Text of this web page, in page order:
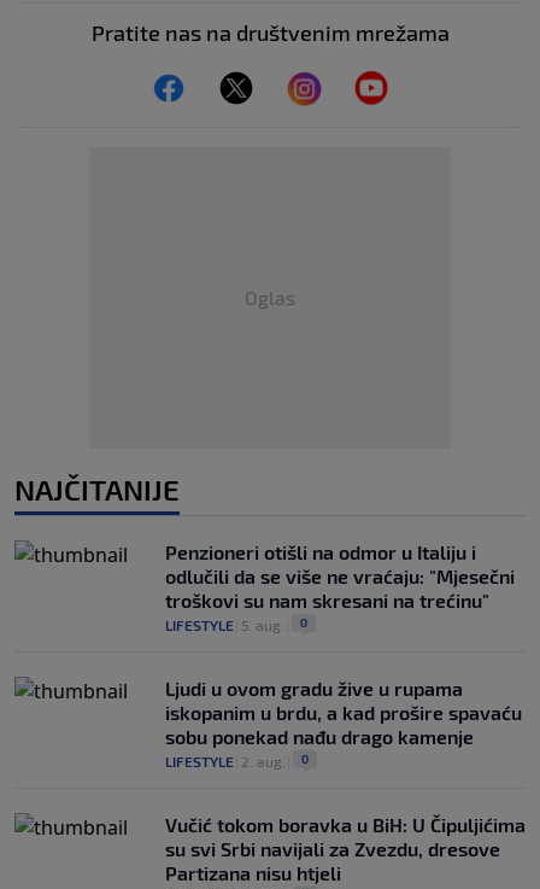
Pratite nas na društvenim mrežama
Oglas
NAJČITANIJE
Penzioneri otišli na odmor u Italiju i
odlučili da se više ne vraćaju: "Mjesečni
troškovi su nam skresani na trećinu"
LIFESTYLE 5. aug. 0
Ljudi u ovom gradu žive u rupama
iskopanim u brdu, a kad prošire spavaću
sobu ponekad nađu drago kamenje
LIFESTYLE 2. aug. 0
Vučić tokom boravka u BiH: U Čipuljićima
su svi Srbi navijali za Zvezdu, dresove
Partizana nisu htjeli